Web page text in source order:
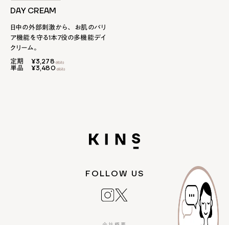
DAY CREAM
日中の外部刺激から、 お肌のバリ
ア機能を守る1本7役の多機能デイ
クリーム。
定期
¥3,278
単品
¥3,480
FOLLOW US